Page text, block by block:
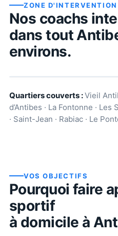
ZONE D'INTERVENTION
Nos coachs
dans tout
environs.
Quartiers couverts :Vieil
d’Antibes · La Fontonne ·
· Saint-Jean · Rabiac · Le
VOS OBJECTIFS
Pourquoi faire
sportif
à domicile à